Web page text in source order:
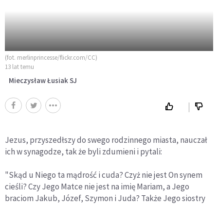
(fot. merlinprincesse/flickr.com/CC)
13 lat temu
Mieczysław Łusiak SJ
Jezus, przyszedłszy do swego rodzinnego miasta, nauczał
ich w synagodze, tak że byli zdumieni i pytali:
"Skąd u Niego ta mądrość i cuda? Czyż nie jest On synem
cieśli? Czy Jego Matce nie jest na imię Mariam, a Jego
braciom Jakub, Józef, Szymon i Juda? Także Jego siostry